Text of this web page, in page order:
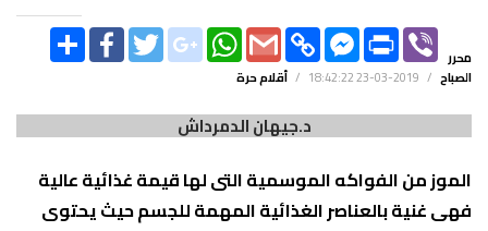
SHARE FACEBOOKTWITTERGOOGLE_PLUS
WHATSAPP
GMAIL
COPY
LINK
FACEBOOK
MESSENGER
PRINT
محرر
الصباح /
2019-03-23 18:42:22
/ أقلام حرة
د.جيهان الدمرداش
الموز من الفواكه الموسمية التى لها قيمة غذائية عالية
فهى غنية بالعناصر الغذائية المهمة للجسم حيث يحتوى